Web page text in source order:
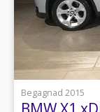
Begagnad 2015